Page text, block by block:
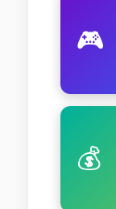
🎮
💰